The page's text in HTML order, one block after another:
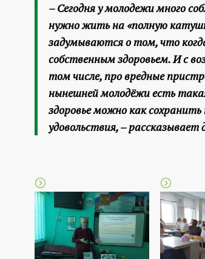
– Сегодня у молодежи много
нужно жить на «полную
задумываются о том, что
собственным здоровьем. И с
том числе, про вредные
нынешней молодёжи есть
здоровье можно как
удовольствия, –